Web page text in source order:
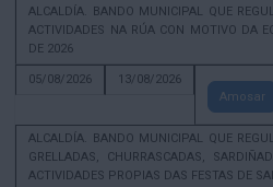
ALCALDÍA. BANDO MUNICIPAL QUE
ACTIVIDADES NA RÚA CON MOTIVO DA
DE 2026
05/08/2026
13/08/2026
Amosar
ALCALDÍA. BANDO MUNICIPAL QUE
GRELLADAS, CHURRASCADAS,
ACTIVIDADES PROPIAS DAS FESTAS DE